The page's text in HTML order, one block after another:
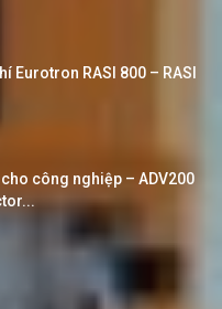
Eurotron RASI 800 – RASI
công nghiệp – ADV200